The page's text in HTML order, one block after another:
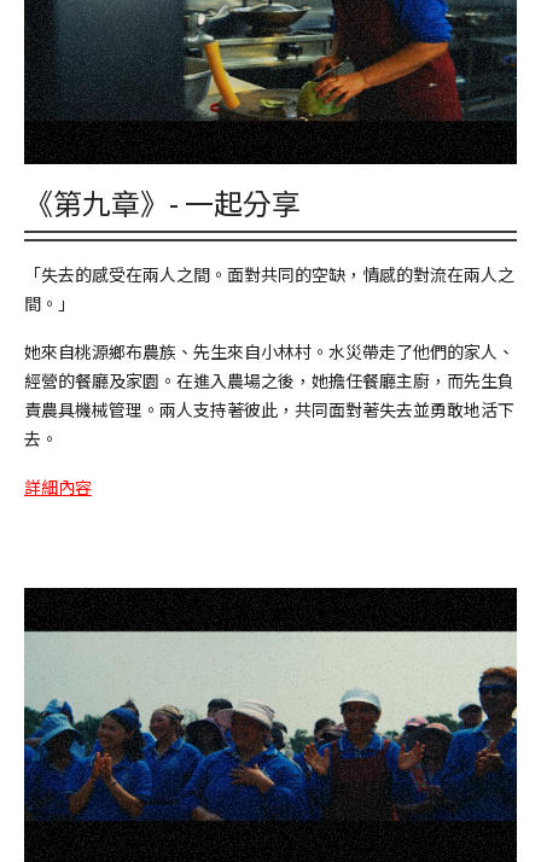
《第九章》- 一起分享
「失去的感受在兩人之間。面對共同的空缺，情感的對流在兩人之
間。」
她來自桃源鄉布農族、先生來自小林村。水災帶走了他們的家人、
經營的餐廳及家園。在進入農場之後，她擔任餐廳主廚，而先生負
責農具機械管理。兩人支持著彼此，共同面對著失去並勇敢地活下
去。
詳細內容